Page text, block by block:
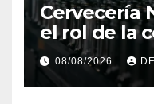
Cervecería
el rol de la
motor de
económico
en Panamá
08/08/2026